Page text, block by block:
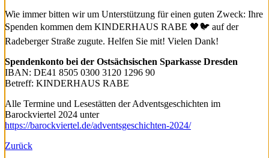
Wie immer bitten wir um Unterstützung für einen guten Zweck: Ihre
Spenden kommen dem KINDERHAUS RABE 🖤🐦 auf der
Radeberger Straße zugute. Helfen Sie mit! Vielen Dank!
Spendenkonto bei der Ostsächsischen Sparkasse Dresden
IBAN: DE41 8505 0300 3120 1296 90
Betreff: KINDERHAUS RABE
Alle Termine und Lesestätten der Adventsgeschichten im
Barockviertel 2024 unter
https://barockviertel.de/adventsgeschichten-2024/
Zurück